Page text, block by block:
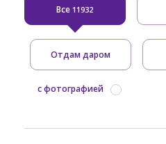
Все 11932
Отдам даром
с фотографией